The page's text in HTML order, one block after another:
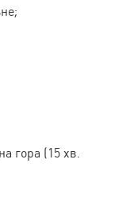
гора (15 хв.